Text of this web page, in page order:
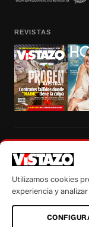
REVISTAS
autorización escrita de
Utilizamos cookies
experiencia y